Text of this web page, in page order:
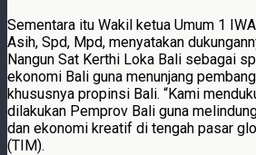
Sementara itu Wakil ketua Umum 1
Asih, Spd, Mpd, menyatakan
Nangun Sat Kerthi Loka Bali sebagai
ekonomi Bali guna menunjang
khususnya propinsi Bali. “Kami
dilakukan Pemprov Bali guna
dan ekonomi kreatif di tengah pasar
(TIM).